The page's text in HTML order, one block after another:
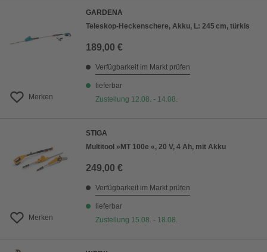
Merken
GARDENA
Teleskop-Heckenschere, Akku, L: 245 cm, türkis
189,00 €
Verfügbarkeit im Markt prüfen
lieferbar
Zustellung 12.08. - 14.08.
Merken
STIGA
Multitool »MT 100e «, 20 V, 4 Ah, mit Akku
249,00 €
Verfügbarkeit im Markt prüfen
lieferbar
Zustellung 15.08. - 18.08.